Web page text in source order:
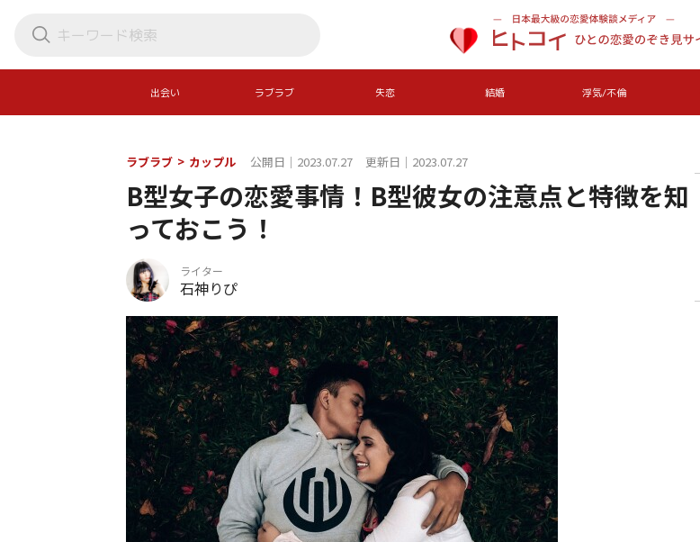
出会い ラブラブ 失恋 結婚 浮気/不倫
ラブラブ > カップル 公開日｜2023.07.27 更新日｜2023.07.27
B型女子の恋愛事情！B型彼女の注意点と特徴を知
っておこう！
ライター
石神りぴ